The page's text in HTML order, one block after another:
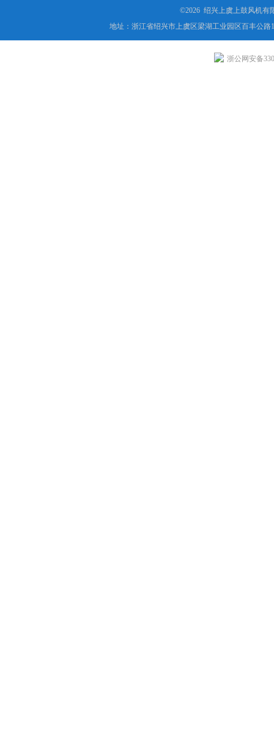
©2026 绍兴上虞上鼓风机有
地址：浙江省绍兴市上虞区梁湖工业园区百丰公路
浙公网安备